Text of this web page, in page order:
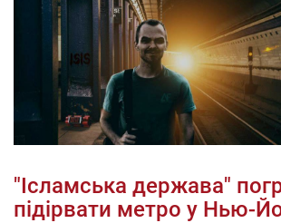
"Ісламська держава"
підірвати метро у Нью-